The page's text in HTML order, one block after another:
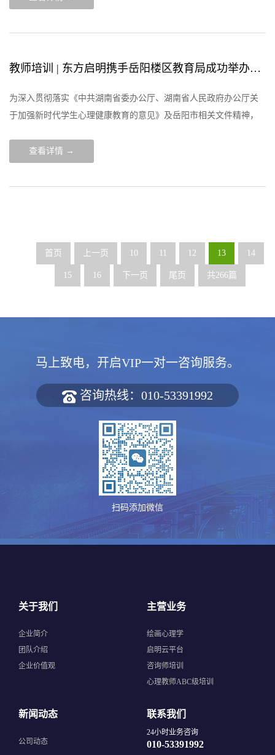
教师培训 | 东方启明携手岳阳楼区教育局成功举办中小学心理危机筛查评估干预基本技能专题培训会
为深入贯彻落实《中共湖南省委办公厅、湖南省人民政府办公厅关
于加强新时代学生心理健康教育的意见》及岳阳市相关文件精神，
心健康成长，2025年4月
查看详情 →
首页 上一页 10 11 12 13 14
15 16 下一页 尾页 共266篇
马上致电，开启VIP一对一咨询服务。
咨询热线：010-53391992
扫码添加微信
关于我们
企业简介
团队介绍
企业价值观
主营业务
绘画心理学
启明云平台
咨询师培训
心理教师ABC级培训
新闻动态
公司动态
联系我们
24小时业务咨询
010-53391992